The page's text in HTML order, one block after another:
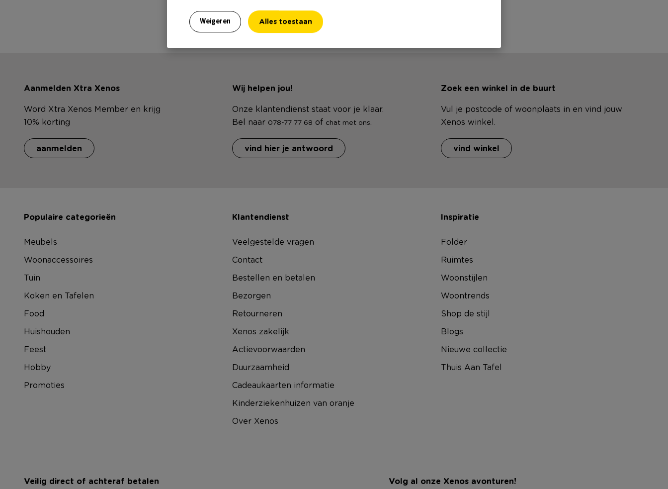
Weigeren Alles toestaanPlaats een review
Aanmelden Xtra Xenos
Word Xtra Xenos Member en krijg
10% korting
aanmelden
Wij helpen jou!
Onze klantendienst staat voor je klaar.
Bel naar 078-77 77 68 of chat met ons.
vind hier je antwoord
Zoek een winkel in de buurt
Vul je postcode of woonplaats in en vind jouw
Xenos winkel.
vind winkel
Populaire categorieën
Meubels
Woonaccessoires
Tuin
Koken en Tafelen
Food
Huishouden
Feest
Hobby
Promoties
Klantendienst
Veelgestelde vragen
Contact
Bestellen en betalen
Bezorgen
Retourneren
Xenos zakelijk
Actievoorwaarden
Duurzaamheid
Cadeaukaarten informatie
Kinderziekenhuizen van oranje
Over Xenos
Inspiratie
Folder
Ruimtes
Woonstijlen
Woontrends
Shop de stijl
Blogs
Nieuwe collectie
Thuis Aan Tafel
Veilig direct of achteraf betalen Volg al onze Xenos avonturen!